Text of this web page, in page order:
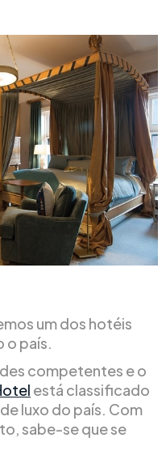
um dos hotéis
o país.
competentes e o
está classificado
luxo do país. Com
sabe-se que se